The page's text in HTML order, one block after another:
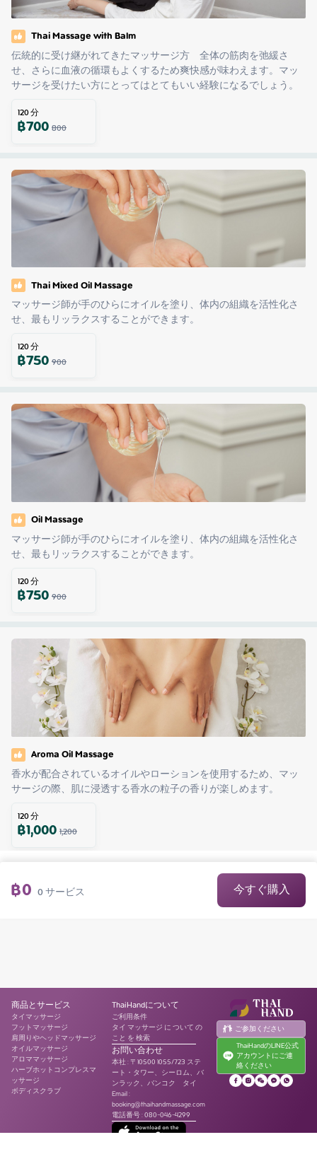
Thai Massage with Balm
伝統的に受け継がれてきたマッサージ方　全体の筋肉を弛緩さ
せ、さらに血液の循環もよくするため爽快感が味わえます。マッ
サージを受けたい方にとってはとてもいい経験になるでしょう。
120分
฿700800
Thai Mixed Oil Massage
マッサージ師が手のひらにオイルを塗り、体内の組織を活性化さ
せ、最もリッラクスすることができます。
120分
฿750900
Oil Massage
マッサージ師が手のひらにオイルを塗り、体内の組織を活性化さ
せ、最もリッラクスすることができます。
120分
฿750900
Aroma Oil Massage
香水が配合されているオイルやローションを使用するため、マッ
サージの際、肌に浸透する香水の粒子の香りが楽しめます。
120分
฿1,0001,200
฿0 0サービス 今すぐ購入
商品とサービス
タイマッサージ
フットマッサージ
肩周りやヘッドマッサージ
オイルマッサージ
アロママッサージ
ハーブホットコンプレスマ
ッサージ
ボディスクラブ
ThaiHandについて
ご利用条件
タイ マッサージ に ついて の
こと を 検索
お問い合わせ
本社:〒10500 1055/723 ステ
ート・タワー、シーロム、バ
ンラック、バンコク タイ
Email :
booking@thaihandmassage.com
電話番号:080-046-4299
ご参加ください
ThaiHandのLINE公式
アカウントにご連
絡ください